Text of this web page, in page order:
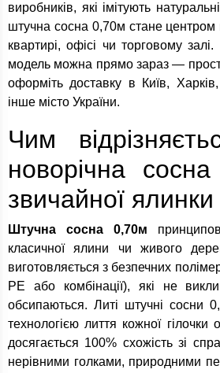
виробників, які імітують
штучна сосна 0,70м стане центром
квартирі, офісі чи торговому
модель можна прямо зараз —
оформіть доставку в Київ,
інше місто України.
Чим
новорічна
звичайної ялинки
Штучна сосна 0,70м
класичної ялини чи живого
виготовляється з безпечних
PE або комбінації), які не
обсипаються. Литі штучні сосни
технологією лиття кожної
досягається 100% схожість зі
нерівними голками, природними